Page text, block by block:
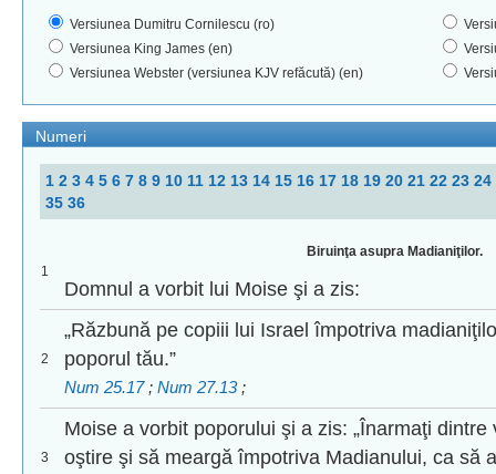
Versiunea Dumitru Cornilescu (ro)
Versiunea King James (en)
Versiunea Webster (versiunea KJV refăcută) (en)
Numeri
1 2 3 4 5 6 7 8 9 10 11 12 13 14 15 16 17 18 19 20 21 22 23 24
35 36
1
Biruinţa asupra Madianiţilor.
Domnul a vorbit lui Moise şi a zis:
2
„Răzbună pe copiii lui Israel împotriva
poporul tău.”
Num 25.17 ; Num 27.13 ;
3
Moise a vorbit poporului şi a zis: „Înarmaţi
oştire şi să meargă împotriva Madianului, ca să